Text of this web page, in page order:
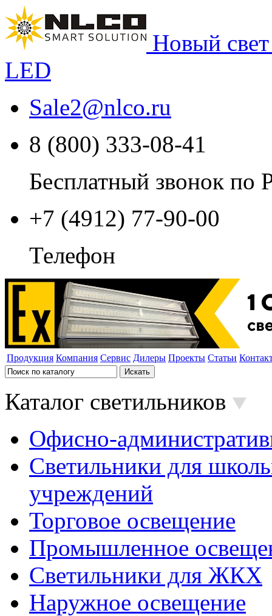
Новый
LED
Sale2@nlco.ru
8 (800) 333-08-41
Бесплатный звонок по
+7 (4912) 77-90-00
Телефон
Продукция Компания Сервис Дилеры Проекты Статьи
Каталог светильников
Офисно-
Светильники для
учреждений
Торговое освещение
Промышленное
Светильники для ЖКХ
Наружное освещение